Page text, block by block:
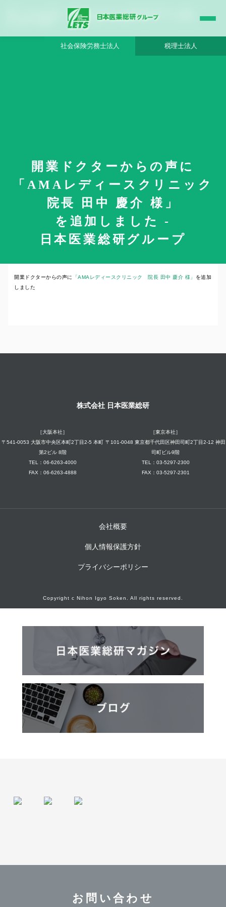
開業ドクターからの声に「AMAレディースクリニック 院長 田中 慶介 様」を追加し
ました - 日本医業総研グループ |日本医業総研｜医院開業・承継・クリニック経営支
社会保険労務士法人 税理士法人
開業ドクターからの声に
「AMAレディースクリニック
院長 田中 慶介 様」
を追加しました -
日本医業総研グループ
開業ドクターからの声に「AMAレディースクリニック 院長 田中 慶介 様」を追
2023年8月18日
開業ドクターからの声に 「AMAレディースクリニック 院長 田中 慶介 様」 を追加
しました
株式会社 日本医業総研
［大阪本社］
〒541-0053 大阪市中央区本町2丁目2-5 本町
第2ビル 8階
TEL：06-6263-4000
FAX：06-6263-4888
［東京本社］
〒101-0048 東京都千代田区神田司町2丁目2-12 神田
司町ビル9階
TEL：03-5297-2300
FAX：03-5297-2301
会社概要
個人情報保護方針
プライバシーポリシー
Copyright c Nihon Igyo Soken. All rights reserved.
お問い合わせ